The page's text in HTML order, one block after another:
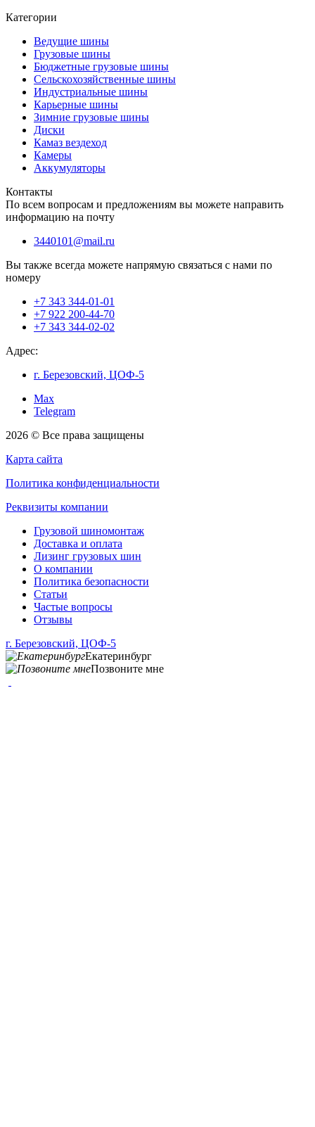
Категории
Ведущие шины
Грузовые шины
Бюджетные грузовые шины
Сельскохозяйственные шины
Индустриальные шины
Карьерные шины
Зимние грузовые шины
Диски
Камаз вездеход
Камеры
Аккумуляторы
Контакты
По всем вопросам и предложениям вы можете направить
информацию на почту
3440101@mail.ru
Вы также всегда можете напрямую связаться с нами по
номеру
+7 343 344-01-01
+7 922 200-44-70
+7 343 344-02-02
Адрес:
г. Березовский, ЦОФ-5
Max
Telegram
2026 © Все права защищены
Карта сайта
Политика конфиденциальности
Реквизиты компании
Грузовой шиномонтаж
Доставка и оплата
Лизинг грузовых шин
О компании
Политика безопасности
Статьи
Частые вопросы
Отзывы
г. Березовский, ЦОФ-5
Екатеринбург
Позвоните мне